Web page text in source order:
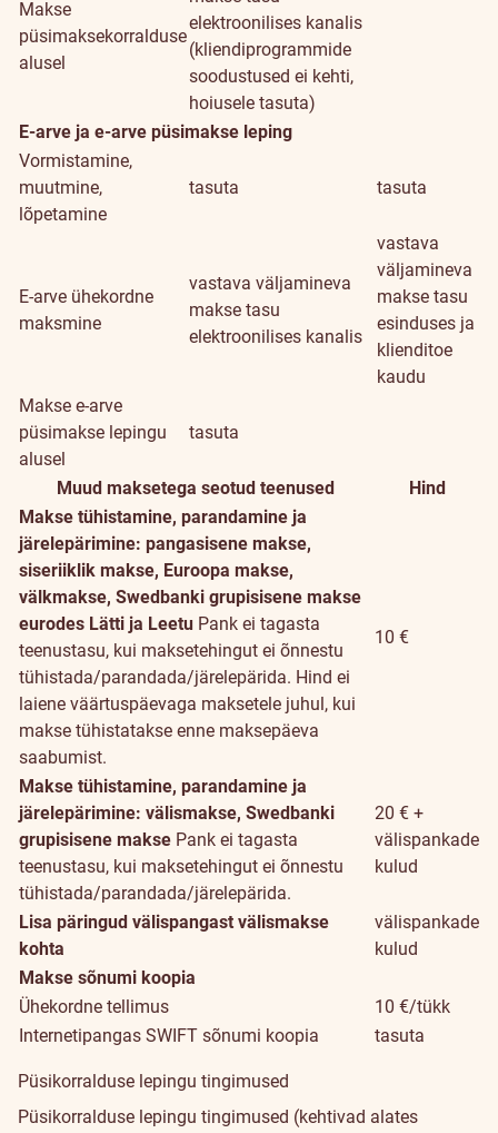
Makse
püsimaksekorralduse
alusel
elektroonilises kanalis
(kliendiprogrammide
soodustused ei kehti,
hoiusele tasuta)
E-arve ja e-arve püsimakse leping
Vormistamine,
muutmine,
lõpetamine
tasuta tasuta
E-arve ühekordne
maksmine
vastava väljamineva
makse tasu
elektroonilises kanalis
vastava
väljamineva
makse tasu
esinduses ja
klienditoe
kaudu
Makse e-arve
püsimakse lepingu
alusel
tasuta
Muud maksetega seotud teenused
Hind
Makse tühistamine, parandamine ja
järelepärimine: pangasisene makse,
siseriiklik makse, Euroopa makse,
välkmakse, Swedbanki grupisisene makse
eurodes Lätti ja Leetu Pank ei tagasta
teenustasu, kui maksetehingut ei õnnestu
tühistada/parandada/järelepärida. Hind ei
laiene väärtuspäevaga maksetele juhul, kui
makse tühistatakse enne maksepäeva
saabumist.
10 €
Makse tühistamine, parandamine ja
järelepärimine: välismakse, Swedbanki
grupisisene makse Pank ei tagasta
teenustasu, kui maksetehingut ei õnnestu
tühistada/parandada/järelepärida.
20 € +
välispankade
kulud
Lisa päringud välispangast välismakse
kohta
välispankade
kulud
Makse sõnumi koopia
Ühekordne tellimus
10 €/tükk
Internetipangas SWIFT sõnumi koopia
tasuta
Püsikorralduse lepingu tingimused
Püsikorralduse lepingu tingimused (kehtivad alates